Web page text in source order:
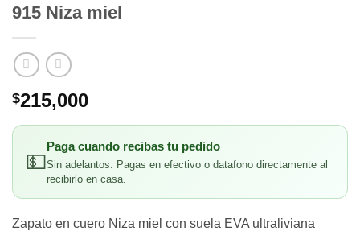
915 Niza miel
$215,000
💵
Paga cuando recibas tu pedido
Sin adelantos. Pagas en efectivo o datafono directamente al
recibirlo en casa.
Zapato en cuero Niza miel con suela EVA ultraliviana